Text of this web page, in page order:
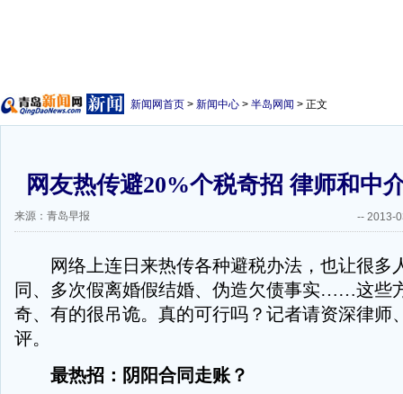
新闻网首页 > 新闻中心 > 半岛网闻 > 正文
网友热传避20%个税奇招 律师和中
来源：青岛早报 -- 2013-
网络上连日来热传各种避税办法，也让很多
同、多次假离婚假结婚、伪造欠债事实……这些
奇、有的很吊诡。真的可行吗？记者请资深律师
评。
最热招：阴阳合同走账？